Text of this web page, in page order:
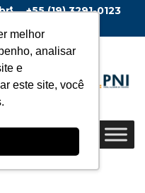
melhor
analisar
e
este site, você
+55 (19) 3291-0123